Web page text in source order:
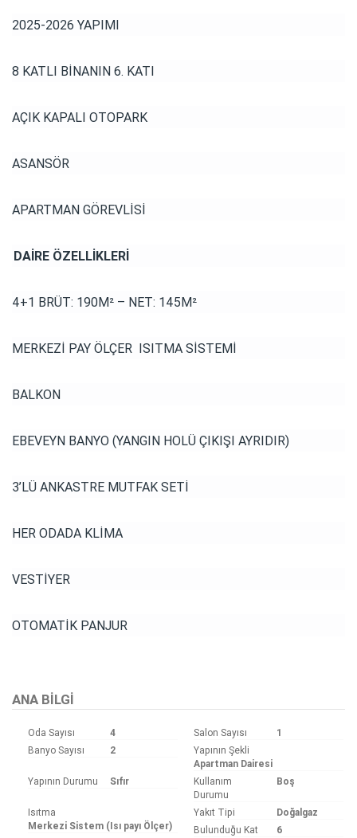
2025-2026 YAPIMI
8 KATLI BİNANIN 6. KATI
AÇIK KAPALI OTOPARK
ASANSÖR
APARTMAN GÖREVLİSİ
DAİRE ÖZELLİKLERİ
4+1 BRÜT: 190M² – NET: 145M²
MERKEZİ PAY ÖLÇER ISITMA SİSTEMİ
BALKON
EBEVEYN BANYO (YANGIN HOLÜ ÇIKIŞI AYRIDIR)
3’LÜ ANKASTRE MUTFAK SETİ
HER ODADA KLİMA
VESTİYER
OTOMATİK PANJUR
ANA BILGI
Oda Sayısı 4 Salon Sayısı
1
Banyo Sayısı
2
Yapının Şekli
Apartman Dairesi
Yapının Durumu
Sıfır
Kullanım
Durumu
Boş
Isıtma
Merkezi Sistem (Isı payı Ölçer)
Yakıt Tipi
Doğalgaz
Bulunduğu Kat
6